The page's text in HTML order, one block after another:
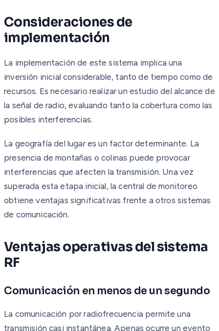
Consideraciones de
implementación
La implementación de este sistema implica una
inversión inicial considerable, tanto de tiempo como de
recursos. Es necesario realizar un estudio del alcance de
la señal de radio, evaluando tanto la cobertura como las
posibles interferencias.
La geografía del lugar es un factor determinante. La
presencia de montañas o colinas puede provocar
interferencias que afecten la transmisión. Una vez
superada esta etapa inicial, la central de monitoreo
obtiene ventajas significativas frente a otros sistemas
de comunicación.
Ventajas operativas del sistema
RF
Comunicación en menos de un segundo
La comunicación por radiofrecuencia permite una
transmisión casi instantánea. Apenas ocurre un evento